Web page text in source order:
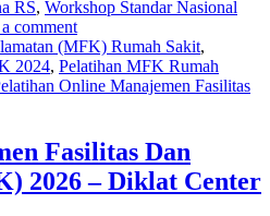
RS, Workshop Standar Nasional
comment
(MFK) Rumah Sakit,
2024, Pelatihan MFK Rumah
Online Manajemen Fasilitas
Fasilitas Dan
2026 – Diklat Center